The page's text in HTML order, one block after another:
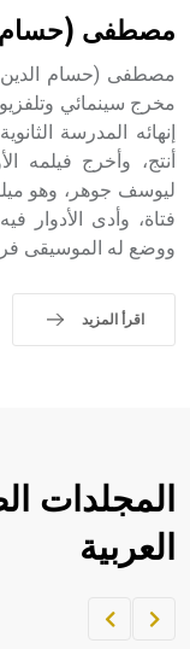
مصطفى (حسام
مخرج سينمائي
إنهائه المدرسة
ليوسف جوهر، وهو
فتاة، وأدى الأدوار
ووضع له الموسيقى
اقرأ المزيد
المجلدات
العربية